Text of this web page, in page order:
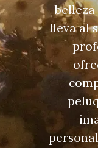
belleza
lleva al